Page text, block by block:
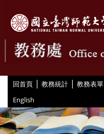
回首頁 | 教務統計 | 教務表單
English